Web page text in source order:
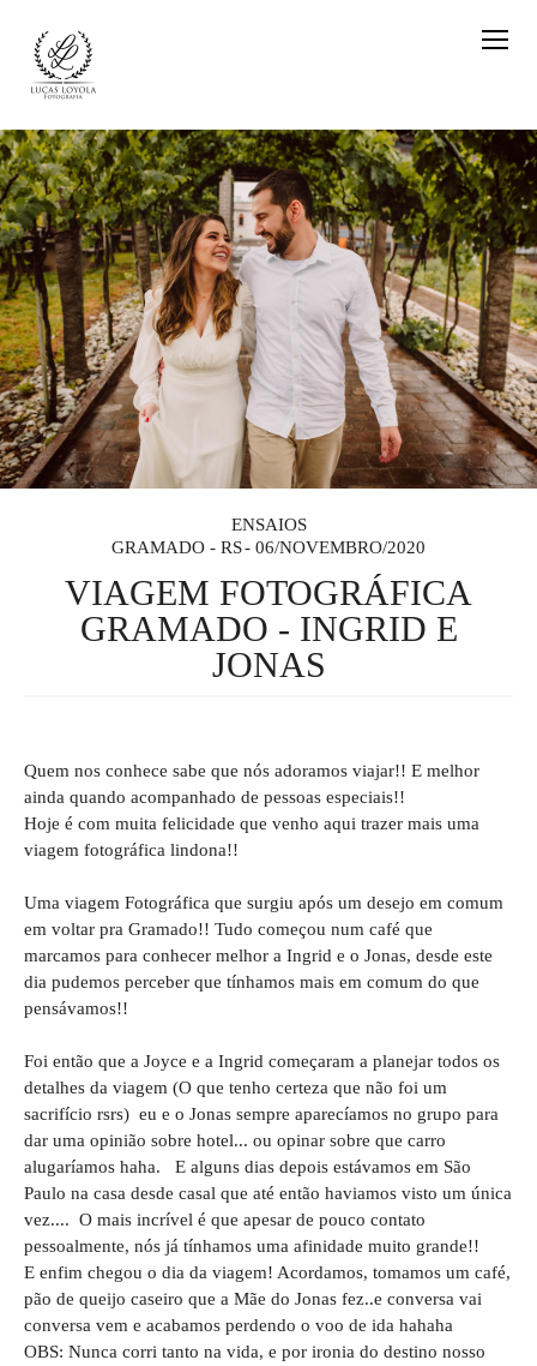
ENSAIOS
GRAMADO - RS
06/NOVEMBRO/2020
VIAGEM FOTOGRÁFICA
GRAMADO - INGRID E
JONAS
Quem nos conhece sabe que nós adoramos viajar!! E melhor
ainda quando acompanhado de pessoas especiais!!
Hoje é com muita felicidade que venho aqui trazer mais uma
viagem fotográfica lindona!!
Uma viagem Fotográfica que surgiu após um desejo em comum
em voltar pra Gramado!! Tudo começou num café que
marcamos para conhecer melhor a Ingrid e o Jonas, desde este
dia pudemos perceber que tínhamos mais em comum do que
pensávamos!!
Foi então que a Joyce e a Ingrid começaram a planejar todos os
detalhes da viagem (O que tenho certeza que não foi um
sacrifício rsrs) eu e o Jonas sempre aparecíamos no grupo para
dar uma opinião sobre hotel... ou opinar sobre que carro
alugaríamos haha. E alguns dias depois estávamos em São
Paulo na casa desde casal que até então haviamos visto um única
vez.... O mais incrível é que apesar de pouco contato
pessoalmente, nós já tínhamos uma afinidade muito grande!!
E enfim chegou o dia da viagem! Acordamos, tomamos um café,
pão de queijo caseiro que a Mãe do Jonas fez..e conversa vai
conversa vem e acabamos perdendo o voo de ida hahaha
OBS: Nunca corri tanto na vida, e por ironia do destino nosso